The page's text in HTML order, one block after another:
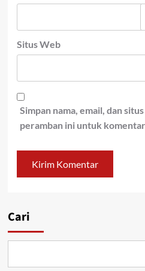
Situs Web
Simpan nama, email, dan
peramban ini untuk
Cari